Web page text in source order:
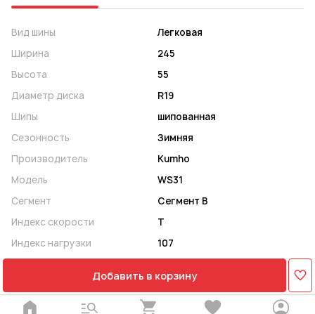
Вид шины
Легковая
Ширина
245
Высота
55
Диаметр диска
R19
Шипы
шипованная
Сезонность
Зимняя
Производитель
Kumho
Модель
WS31
Сегмент
Сегмент B
Индекс скорости
T
Индекс нагрузки
107
Добавить в корзину